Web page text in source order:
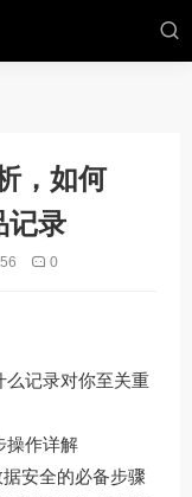
，如何
记录
56 0
记录对你至关重
作详解
安全的必备步骤